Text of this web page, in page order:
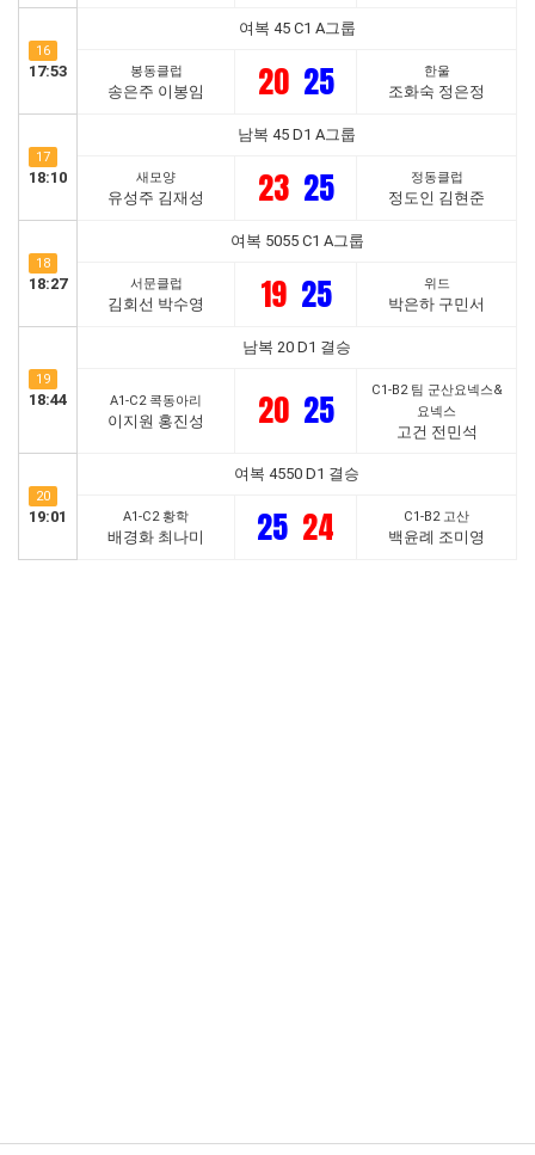
16
17:53
여복 45 C1 A그룹
봉동클럽
송은주 이봉임 20 25 한울
조화숙 정은정
17
18:10
남복 45 D1 A그룹
새모양
유성주 김재성 23 25 정동클럽
정도인 김현준
18
18:27
여복 5055 C1 A그룹
서문클럽
김회선 박수영 19 25 위드
박은하 구민서
19
18:44
남복 20 D1 결승
A1-C2 콕동아리
이지원 홍진성 20 25
C1-B2 팀 군산요넥스&
요넥스
고건 전민석
20
19:01
여복 4550 D1 결승
A1-C2 황학
배경화 최나미 25 24 C1-B2 고산
백윤례 조미영